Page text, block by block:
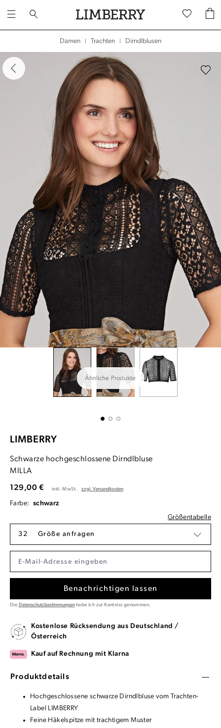
Damen Trachten Dirndlblusen
überspringen
Ähnliche Produkte
LIMBERRY
Schwarze hochgeschlossene Dirndlbluse
MILLA
129,00 € inkl. MwSt. zzgl. Versandkosten
Farbe: schwarz
Größentabelle
32 Größe anfragen
Benachrichtigen lassen
Die Datenschutzbestimmungenhabe ich zur Kentniss genommen.
Kostenlose Rücksendung aus Deutschland /
Österreich
Kauf auf Rechnung mit Klarna
Produktdetails
Hochgeschlossene schwarze Dirndlbluse vom Trachten-
Label LIMBERRY
Feine Häkelspitze mit trachtigem Muster